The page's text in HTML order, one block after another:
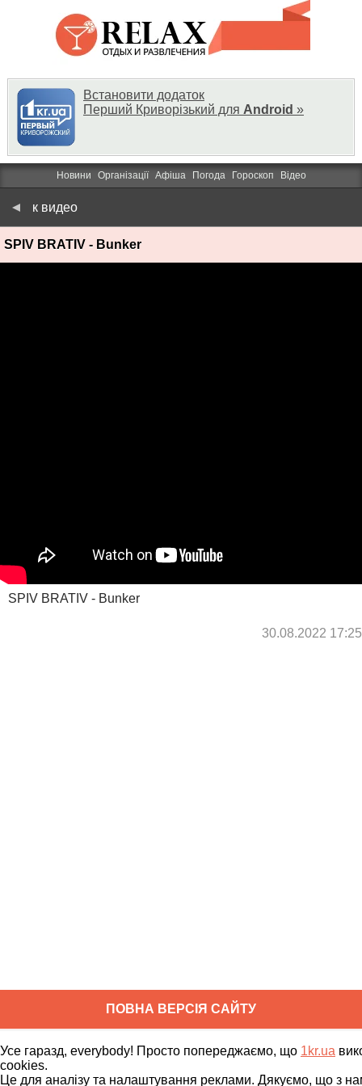
Встановити додаток
Перший Криворізький для Android »
Новини Організації Афіша Погода Гороскоп Відео
к видео
SPIV BRATIV - Bunker
SPIV BRATIV - Bunker
30.08.2022 17:25
ПОВНА ВЕРСІЯ САЙТУ
Copyright ©
Всі права захищені
Усе гаразд, everybody! Просто попереджаємо, що 1kr.ua
cookies.
Це для аналізу та налаштування реклами. Дякуємо, що з